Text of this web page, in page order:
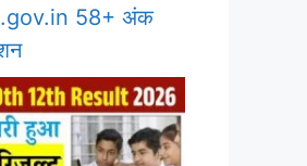
58+ अंक